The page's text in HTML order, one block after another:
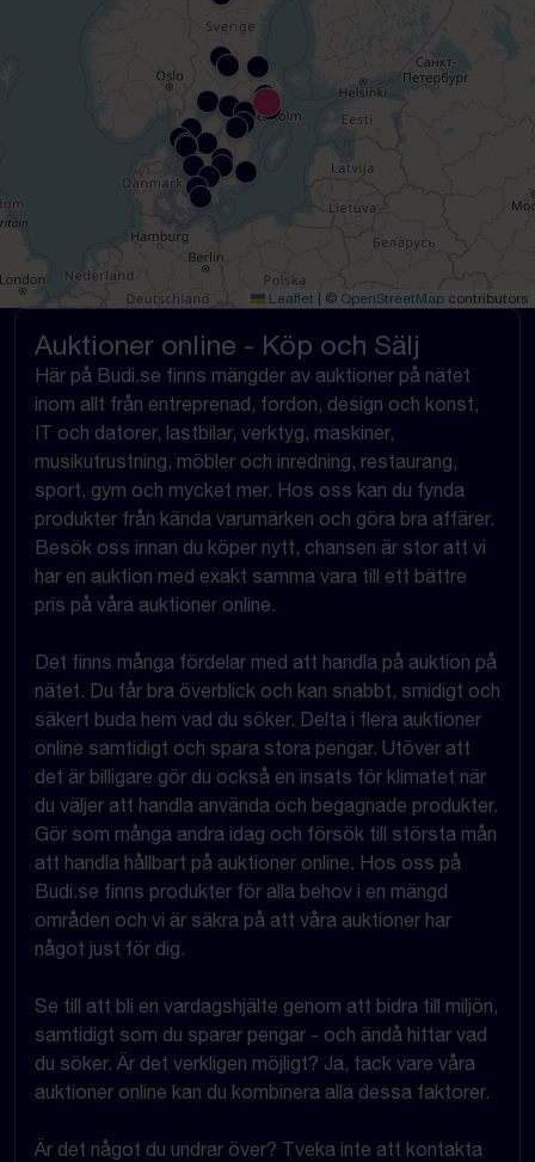
Leaflet © OpenStreetMap contributors
Auktioner online - Köp och Sälj
Här på Budi.se finns mängder av auktioner på nätet
inom allt från entreprenad, fordon, design och konst,
IT och datorer, lastbilar, verktyg, maskiner,
musikutrustning, möbler och inredning, restaurang,
sport, gym och mycket mer. Hos oss kan du fynda
produkter från kända varumärken och göra bra affärer.
Besök oss innan du köper nytt, chansen är stor att vi
har en auktion med exakt samma vara till ett bättre
pris på våra auktioner online.
Det finns många fördelar med att handla på auktion på
nätet. Du får bra överblick och kan snabbt, smidigt och
säkert buda hem vad du söker. Delta i flera auktioner
online samtidigt och spara stora pengar. Utöver att
det är billigare gör du också en insats för klimatet när
du väljer att handla använda och begagnade produkter.
Gör som många andra idag och försök till största mån
att handla hållbart på auktioner online. Hos oss på
Budi.se finns produkter för alla behov i en mängd
områden och vi är säkra på att våra auktioner har
något just för dig.
Se till att bli en vardagshjälte genom att bidra till miljön,
samtidigt som du sparar pengar - och ändå hittar vad
du söker. Är det verkligen möjligt? Ja, tack vare våra
auktioner online kan du kombinera alla dessa faktorer.
Är det något du undrar över? Tveka inte att kontakta